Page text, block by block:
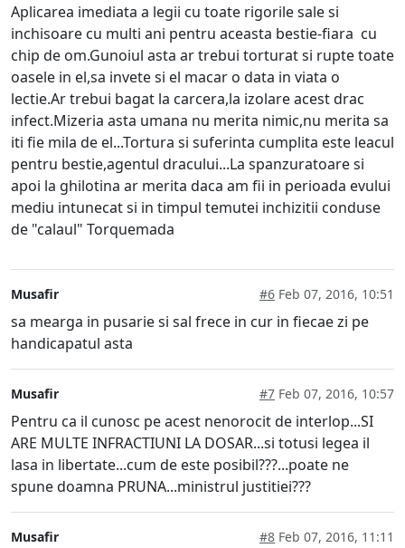
Aplicarea imediata a legii cu toate rigorile sale si
inchisoare cu multi ani pentru aceasta bestie-fiara cu
chip de om.Gunoiul asta ar trebui torturat si rupte toate
oasele in el,sa invete si el macar o data in viata o
lectie.Ar trebui bagat la carcera,la izolare acest drac
infect.Mizeria asta umana nu merita nimic,nu merita sa
iti fie mila de el...Tortura si suferinta cumplita este leacul
pentru bestie,agentul dracului...La spanzuratoare si
apoi la ghilotina ar merita daca am fii in perioada evului
mediu intunecat si in timpul temutei inchizitii conduse
de "calaul" Torquemada
Musafir #6 Feb 07, 2016, 10:51
sa mearga in pusarie si sal frece in cur in fiecae zi pe
handicapatul asta
Musafir #7 Feb 07, 2016, 10:57
Pentru ca il cunosc pe acest nenorocit de interlop...SI
ARE MULTE INFRACTIUNI LA DOSAR...si totusi legea il
lasa in libertate...cum de este posibil???...poate ne
spune doamna PRUNA...ministrul justitiei???
Musafir #8 Feb 07, 2016, 11:11